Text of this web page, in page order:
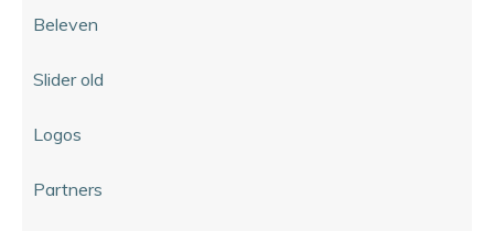
Beleven
Slider old
Logos
Partners